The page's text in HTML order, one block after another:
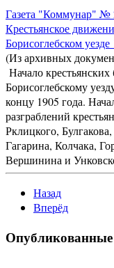
Газета "Коммунар" №
Крестьянское
Борисоглебском уезде
(Из архивных
Начало
Борисоглебскому
концу 1905 года.
разграблений
Рклицкого,
Гагарина, Колчака,
Вершинина и
Назад
Вперёд